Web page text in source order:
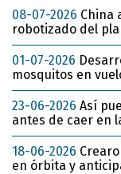
08-07-2026 China
robotizado del
01-07-2026
mosquitos en
23-06-2026 Así
antes de caer en
18-06-2026
en órbita y